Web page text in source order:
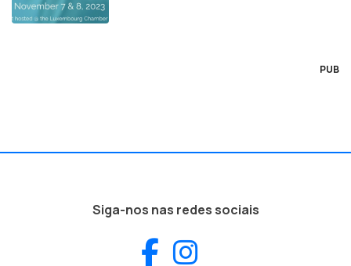
PUB
Siga-nos nas redes sociais
Facebook